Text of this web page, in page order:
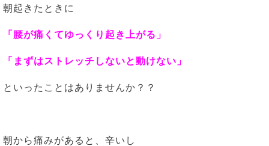
朝起きたときに
「腰が痛くてゆっくり起き上がる」
「まずはストレッチしないと動けない」
といったことはありませんか？？
朝から痛みがあると、辛いし